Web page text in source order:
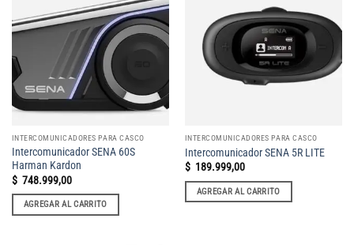
Add to
wishlist
INTERCOMUNICADORES PARA CASCO
Intercomunicador SENA 60S
Harman Kardon
$ 748.999,00
AGREGAR AL CARRITO
wishlist
INTERCOMUNICADORES PARA CASCO
Intercomunicador SENA 5R LITE
$ 189.999,00
AGREGAR AL CARRITO